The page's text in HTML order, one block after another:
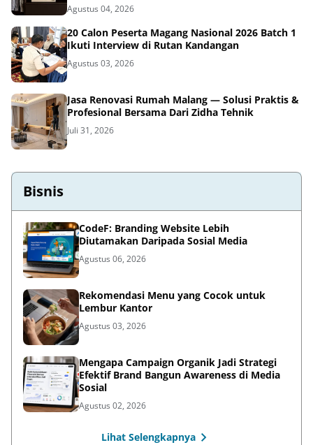
Agustus 04, 2026
20 Calon Peserta Magang Nasional 2026 Batch 1
Ikuti Interview di Rutan Kandangan
Agustus 03, 2026
Jasa Renovasi Rumah Malang — Solusi Praktis &
Profesional Bersama Dari Zidha Tehnik
Juli 31, 2026
Bisnis
CodeF: Branding Website Lebih
Diutamakan Daripada Sosial Media
Agustus 06, 2026
Rekomendasi Menu yang Cocok untuk
Lembur Kantor
Agustus 03, 2026
Mengapa Campaign Organik Jadi Strategi
Efektif Brand Bangun Awareness di Media
Sosial
Agustus 02, 2026
Lihat Selengkapnya